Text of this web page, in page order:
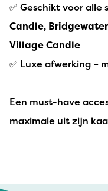
✅ Geschikt voor alle
Candle,
Village Candle
✅ Luxe afwerking –
Een must-have
maximale uit zijn
Werkt heel goed.